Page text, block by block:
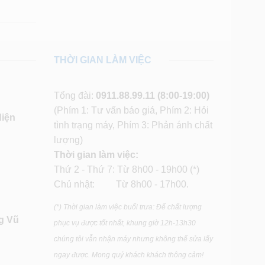
Vũ
THỜI GIAN LÀM VIỆC
Tổng đài: 0911.88.99.11 (8:00-19:00)
(Phím 1: Tư vấn báo giá, Phím 2: Hỏi
tình trạng máy, Phím 3: Phản ánh chất
lượng)
Thời gian làm việc:
Thứ 2 - Thứ 7: Từ 8h00 - 19h00 (*)
Chủ nhật: Từ 8h00 - 17h00.
(*) Thời gian làm việc buổi trưa: Để chất lượng
phục vụ được tốt nhất, khung giờ 12h-13h30
chúng tôi vẫn nhận máy nhưng không thể sửa lấy
ngay được. Mong quý khách khách thông cảm!